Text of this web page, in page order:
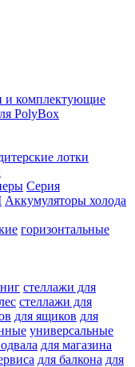
и комплектующие
PolyBox
лотки
Серия
Аккумуляторы холода
горизонтальные
стеллажи для
стеллажи для
для ящиков для
универсальные
для магазина
для балкона для